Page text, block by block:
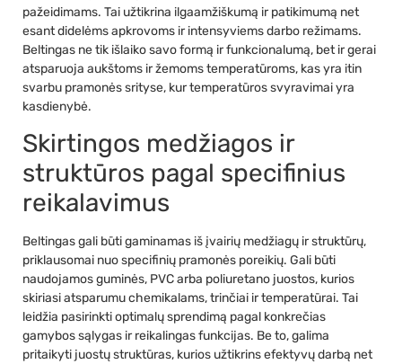
pažeidimams. Tai užtikrina ilgaamžiškumą ir patikimumą net
esant didelėms apkrovoms ir intensyviems darbo režimams.
Beltingas ne tik išlaiko savo formą ir funkcionalumą, bet ir gerai
atsparuoja aukštoms ir žemoms temperatūroms, kas yra itin
svarbu pramonės srityse, kur temperatūros svyravimai yra
kasdienybė.
Skirtingos medžiagos ir
struktūros pagal specifinius
reikalavimus
Beltingas gali būti gaminamas iš įvairių medžiagų ir struktūrų,
priklausomai nuo specifinių pramonės poreikių. Gali būti
naudojamos guminės, PVC arba poliuretano juostos, kurios
skiriasi atsparumu chemikalams, trinčiai ir temperatūrai. Tai
leidžia pasirinkti optimalų sprendimą pagal konkrečias
gamybos sąlygas ir reikalingas funkcijas. Be to, galima
pritaikyti juostų struktūras, kurios užtikrins efektyvų darbą net